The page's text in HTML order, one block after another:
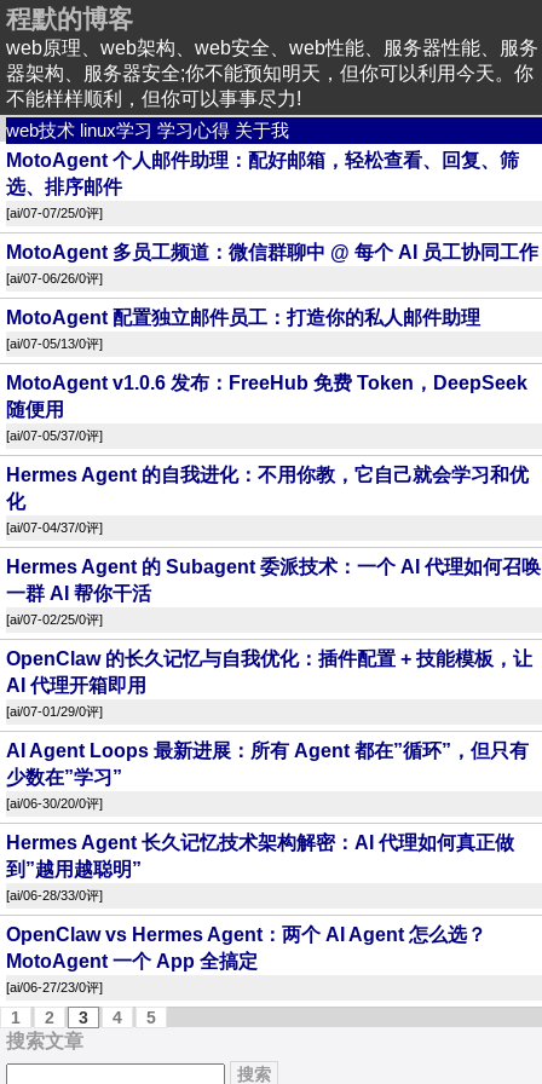
程默的博客
web原理、web架构、web安全、web性能、服务器性能、服务
器架构、服务器安全;你不能预知明天，但你可以利用今天。你
不能样样顺利，但你可以事事尽力!
web技术 linux学习 学习心得 关于我
MotoAgent 个人邮件助理：配好邮箱，轻松查看、回复、筛
选、排序邮件
[ai/07-07/25/0评]
MotoAgent 多员工频道：微信群聊中 @ 每个 AI 员工协同工作
[ai/07-06/26/0评]
MotoAgent 配置独立邮件员工：打造你的私人邮件助理
[ai/07-05/13/0评]
MotoAgent v1.0.6 发布：FreeHub 免费 Token，DeepSeek
随便用
[ai/07-05/37/0评]
Hermes Agent 的自我进化：不用你教，它自己就会学习和优
化
[ai/07-04/37/0评]
Hermes Agent 的 Subagent 委派技术：一个 AI 代理如何召唤
一群 AI 帮你干活
[ai/07-02/25/0评]
OpenClaw 的长久记忆与自我优化：插件配置 + 技能模板，让
AI 代理开箱即用
[ai/07-01/29/0评]
AI Agent Loops 最新进展：所有 Agent 都在”循环”，但只有
少数在”学习”
[ai/06-30/20/0评]
Hermes Agent 长久记忆技术架构解密：AI 代理如何真正做
到”越用越聪明”
[ai/06-28/33/0评]
OpenClaw vs Hermes Agent：两个 AI Agent 怎么选？
MotoAgent 一个 App 全搞定
[ai/06-27/23/0评]
1 2 3 4 5
搜索文章